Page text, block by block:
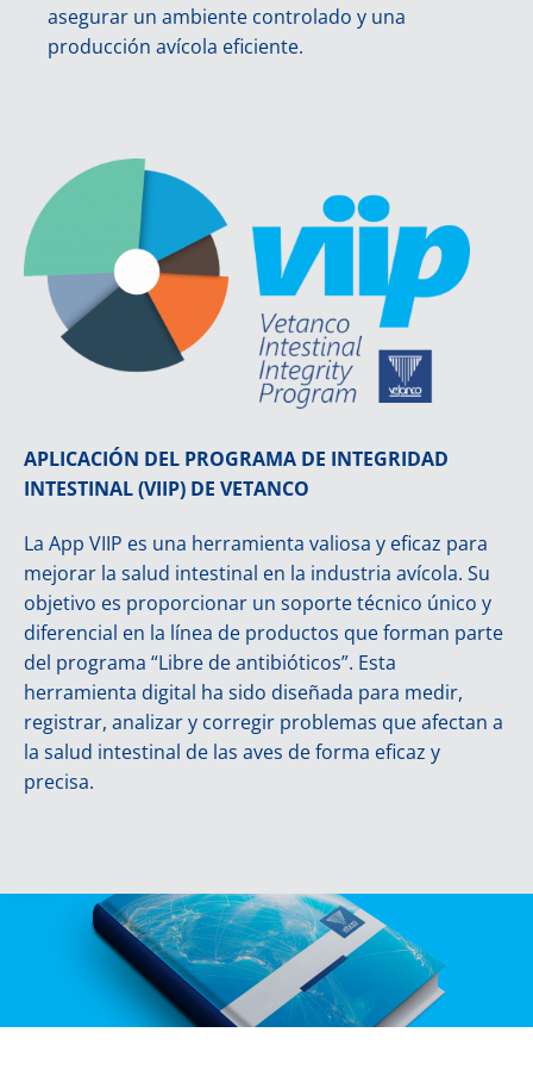
asegurar un ambiente controlado y una
producción avícola eficiente.
APLICACIÓN DEL PROGRAMA DE INTEGRIDAD
INTESTINAL (VIIP) DE VETANCO
La App VIIP es una herramienta valiosa y eficaz para
mejorar la salud intestinal en la industria avícola. Su
objetivo es proporcionar un soporte técnico único y
diferencial en la línea de productos que forman parte
del programa “Libre de antibióticos”. Esta
herramienta digital ha sido diseñada para medir,
registrar, analizar y corregir problemas que afectan a
la salud intestinal de las aves de forma eficaz y
precisa.